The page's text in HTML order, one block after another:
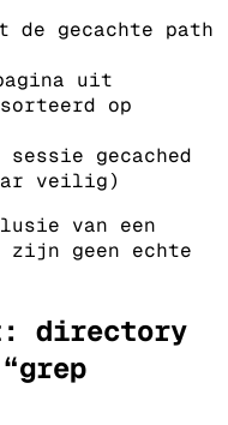
de gecachte path
uit
op
gecached
veilig)
van een
geen echte
directory